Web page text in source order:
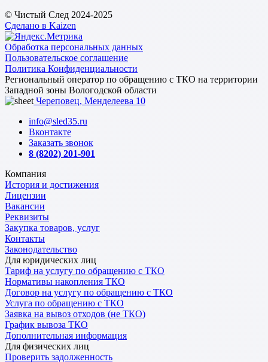
© Чистый След 2024-2025
Сделано в Kaizen
Обработка персональных данных
Пользовательское соглашение
Политика Конфиденциальности
Региональный оператор по обращению с ТКО на территории
Западной зоны Вологодской области
Череповец, Менделеева 10
info@sled35.ru
Вконтакте
Заказать звонок
8 (8202) 201-901
Компания
История и достижения
Лицензии
Вакансии
Реквизиты
Закупка товаров, услуг
Контакты
Законодательство
Для юридических лиц
Тариф на услугу по обращению с ТКО
Нормативы накопления ТКО
Договор на услугу по обращению с ТКО
Услуга по обращению с ТКО
Заявка на вывоз отходов (не ТКО)
График вывоза ТКО
Дополнительная информация
Для физических лиц
Проверить задолженность